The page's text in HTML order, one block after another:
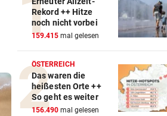
„Die Favoritenrolle nehmen
nicht an!“
Wer auf die Fortsetzung der
Salzburg-Partie pochte
GROSSEINSATZ NACH FUND vor
Rekord ++ Hitze
noch nicht vorbei
159.415 mal gelesen
ÖSTERREICH
Das waren die
heißesten Orte ++
So geht es weiter
156.490 mal gelesen